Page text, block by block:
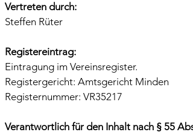
Vertreten durch:
Steffen Rüter
Registereintrag:
Eintragung im Vereinsregister.
Registergericht: Amtsgericht Minden
Registernummer: VR35217
Verantwortlich für den Inhalt nach § 55 Abs.